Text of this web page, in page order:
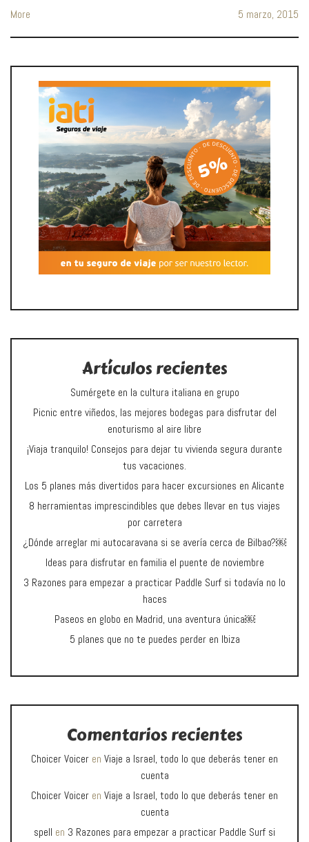
More 5 marzo, 2015
Artículos recientes
Sumérgete en la cultura italiana en grupo
Picnic entre viñedos, las mejores bodegas para disfrutar del
enoturismo al aire libre
¡Viaja tranquilo! Consejos para dejar tu vivienda segura durante
tus vacaciones.
Los 5 planes más divertidos para hacer excursiones en Alicante
8 herramientas imprescindibles que debes llevar en tus viajes
por carretera
¿Dónde arreglar mi autocaravana si se avería cerca de Bilbao?￼
Ideas para disfrutar en familia el puente de noviembre
3 Razones para empezar a practicar Paddle Surf si todavía no lo
haces
Paseos en globo en Madrid, una aventura única￼
5 planes que no te puedes perder en Ibiza
Comentarios recientes
Choicer Voicer en Viaje a Israel, todo lo que deberás tener en
cuenta
Choicer Voicer en Viaje a Israel, todo lo que deberás tener en
cuenta
spell en 3 Razones para empezar a practicar Paddle Surf si